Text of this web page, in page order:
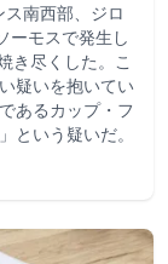
南西部、ジロ
ーモスで発生し
き尽くした。こ
疑いを抱いてい
あるカップ・フ
という疑いだ。